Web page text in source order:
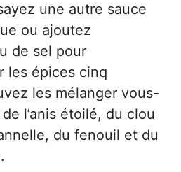
une autre sauce
ou ajoutez
de sel pour
les épices cinq
les mélanger vous-
l’anis étoilé, du clou
du fenouil et du